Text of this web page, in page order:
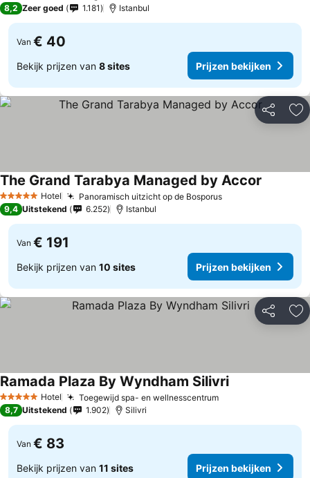
8,2 Zeer goed 1.181 Istanbul
Van € 40
Bekijk prijzen van 8 sites Prijzen bekijken
Delen
5 Sterren Hotel Panoramisch uitzicht op de Bosporus
The Grand Tarabya Managed by Accor
9,4 Uitstekend 6.252 Istanbul
Van € 191
Bekijk prijzen van 10 sites Prijzen bekijken
Delen
5 Sterren Hotel Toegewijd spa- en wellnesscentrum
Ramada Plaza By Wyndham Silivri
8,7 Uitstekend 1.902 Silivri
Van € 83
Bekijk prijzen van 11 sites Prijzen bekijken